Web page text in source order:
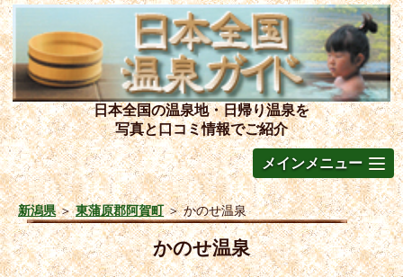
日本全国の温泉地・日帰り温泉を
写真と口コミ情報でご紹介
メインメニュー
新潟県＞東蒲原郡阿賀町＞かのせ温泉
かのせ温泉